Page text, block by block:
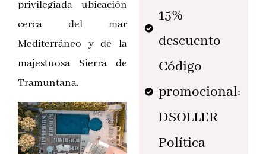
privilegiada ubicación
cerca del mar
Mediterráneo y de la
majestuosa Sierra de
Tramuntana.
15%
descuento
Código
promocional:
DSOLLER
Política